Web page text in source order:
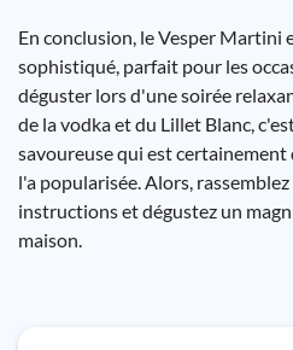
En conclusion, le Vesper Martini
sophistiqué, parfait pour les
déguster lors d'une soirée
de la vodka et du Lillet Blanc,
savoureuse qui est certainement
l'a popularisée. Alors,
instructions et dégustez un
maison.